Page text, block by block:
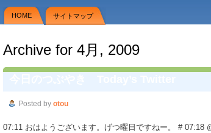
HOME サイトマップ
Archive for 4月, 2009
Posted by otou
07:11 おはようございます。げつ曜日ですねー。 # 07:18